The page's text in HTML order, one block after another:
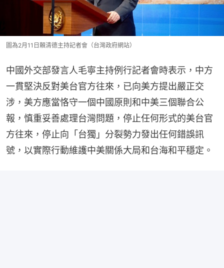
圖為2月11日賴清德主持記者會（台灣政府網站）
中國外交部發言人毛寧主持例行記者會時表示，中方
一貫堅決反對美台官方往來，已向美方提出嚴正交
涉，美方應當恪守一個中國原則和中美三個聯合公
報，慎重妥善處理台灣問題，停止任何形式的美台官
方往來，停止向「台獨」分裂勢力發出任何錯誤訊
號，以實際行動維護中美關係大局和台海和平穩定。